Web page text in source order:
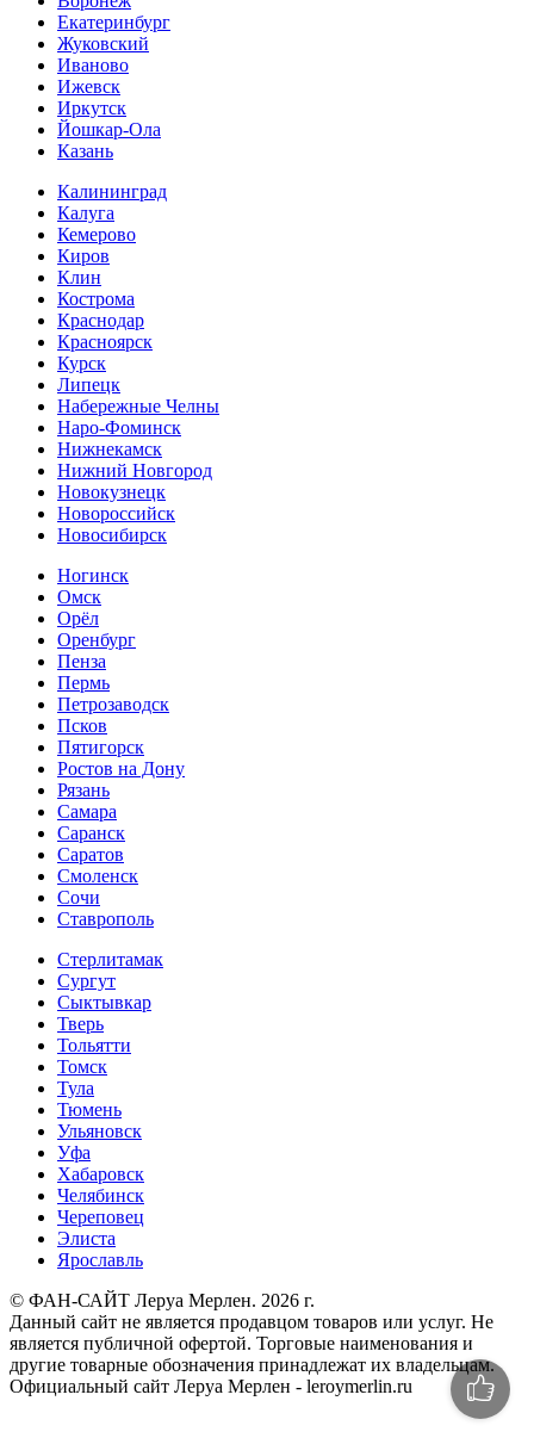
Екатеринбург
Жуковский
Иваново
Ижевск
Иркутск
Йошкар-Ола
Казань
Калининград
Калуга
Кемерово
Киров
Клин
Кострома
Краснодар
Красноярск
Курск
Липецк
Набережные Челны
Наро-Фоминск
Нижнекамск
Нижний Новгород
Новокузнецк
Новороссийск
Новосибирск
Ногинск
Омск
Орёл
Оренбург
Пенза
Пермь
Петрозаводск
Псков
Пятигорск
Ростов на Дону
Рязань
Самара
Саранск
Саратов
Смоленск
Сочи
Ставрополь
Стерлитамак
Сургут
Сыктывкар
Тверь
Тольятти
Томск
Тула
Тюмень
Ульяновск
Уфа
Хабаровск
Челябинск
Череповец
Элиста
Ярославль
© ФАН-САЙТ Леруа Мерлен. 2026 г.
Данный сайт не является продавцом товаров или услуг. Не
является публичной офертой. Торговые наименования и
другие товарные обозначения принадлежат их владельцам.
Официальный сайт Леруа Мерлен - leroymerlin.ru